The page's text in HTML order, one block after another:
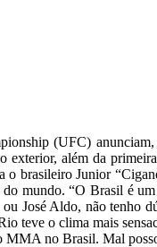
(UFC)
além da
o brasileiro Junior
mundo. “O Brasil é
José Aldo, não tenho
teve o clima mais
no Brasil. Mal